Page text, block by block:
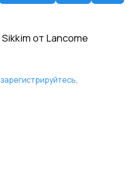
Sikkim от Lancome
зарегистрируйтесь.